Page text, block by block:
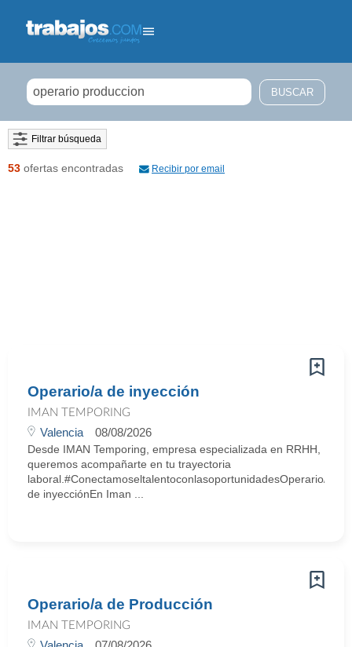
Filtrar búsqueda
53 ofertas encontradas Recibir por email
Operario/a de inyección
IMAN TEMPORING
Valencia 08/08/2026
Desde IMAN Temporing, empresa especializada en RRHH,
queremos acompañarte en tu trayectoria
laboral.#ConectamoseltalentoconlasoportunidadesOperario/a
de inyecciónEn Iman ...
Operario/a de Producción
IMAN TEMPORING